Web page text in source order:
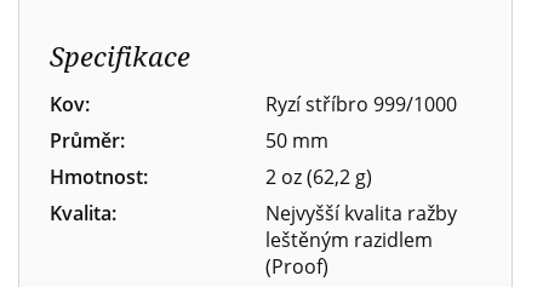
Specifikace
Kov:
Ryzí stříbro 999/1000
Průměr:
50 mm
Hmotnost:
2 oz (62,2 g)
Kvalita:
Nejvyšší kvalita ražby
leštěným razidlem
(Proof)